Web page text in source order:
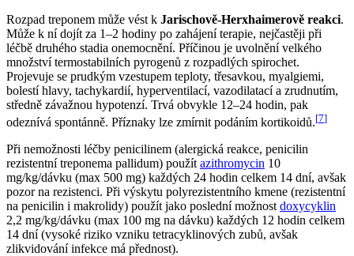
Rozpad treponem může vést k Jarischově-Herxhaimerově reakci.
Může k ní dojít za 1–2 hodiny po zahájení terapie, nejčastěji při
léčbě druhého stadia onemocnění. Příčinou je uvolnění velkého
množství termostabilních pyrogenů z rozpadlých spirochet.
Projevuje se prudkým vzestupem teploty, třesavkou, myalgiemi,
bolestí hlavy, tachykardií, hyperventilací, vazodilatací a zrudnutím,
středně závažnou hypotenzí. Trvá obvykle 12–24 hodin, pak
odeznívá spontánně. Příznaky lze zmírnit podáním kortikoidů.[7]
Při nemožnosti léčby penicilinem (alergická reakce, penicilin
rezistentní treponema pallidum) použít azithromycin 10
mg/kg/dávku (max 500 mg) každých 24 hodin celkem 14 dní, avšak
pozor na rezistenci. Při výskytu polyrezistentního kmene (rezistentní
na penicilin i makrolidy) použít jako poslední možnost doxycyklin
2,2 mg/kg/dávku (max 100 mg na dávku) každých 12 hodin celkem
14 dní (vysoké riziko vzniku tetracyklinových zubů, avšak
zlikvidování infekce má přednost).